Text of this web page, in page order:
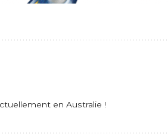
en Australie !